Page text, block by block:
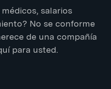
salarios
No se conforme
de una compañía
para usted.